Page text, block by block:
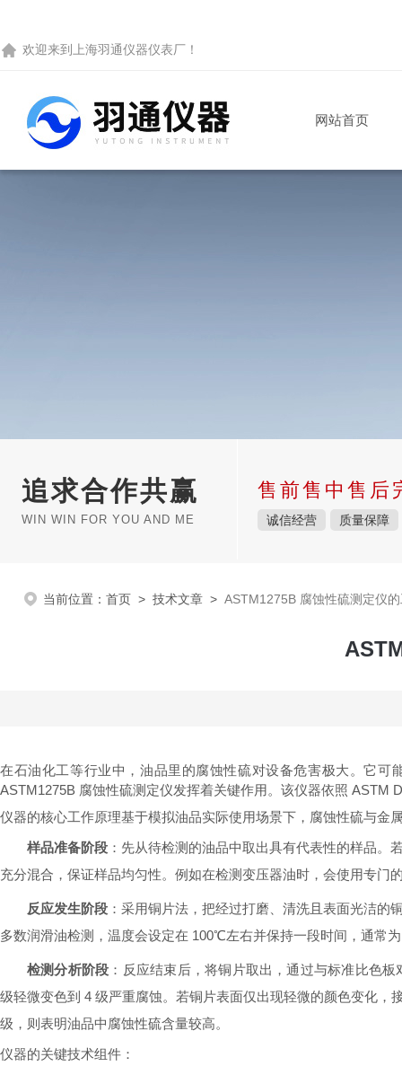
欢迎来到 上海羽通仪器仪表厂 ！
网站首页
追求合作共赢
WIN WIN FOR YOU AND ME
售前售中售后
诚信经营 质量保障
当前位置： 首页 > 技术文章 > ASTM1275B 腐蚀性硫测定仪
在石油化工等行业中，油品里的腐蚀性硫对设备危害极大。它
ASTM1275B 腐蚀性硫测定仪发挥着关键作用。该仪器依照 ASTM
仪器的核心工作原理基于模拟油品实际使用场景下，腐蚀性硫与金
样品准备阶段 ：先从待检测的油品中取出具有代表性的样品
充分混合，保证样品均匀性。例如在检测变压器油时，会使用专门
反应发生阶段 ：采用铜片法，把经过打磨、清洗且表面光洁
多数润滑油检测，温度会设定在 100℃左右并保持一段时间，通常
检测分析阶段 ：反应结束后，将铜片取出，通过与标准比色
级轻微变色到 4 级严重腐蚀。若铜片表面仅出现轻微的颜色变化
级，则表明油品中腐蚀性硫含量较高。
仪器的关键技术组件：